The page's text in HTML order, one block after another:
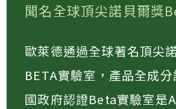
聞名全球頂尖諾貝爾獎
歐萊德通過全球著名頂尖
BETA實驗室，產品全成
國政府認證Beta實驗室是